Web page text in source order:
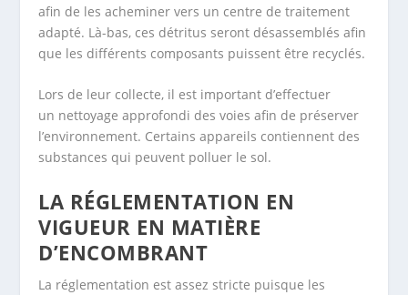
afin de les acheminer vers un centre de traitement
adapté. Là-bas, ces détritus seront désassemblés afin
que les différents composants puissent être recyclés.
Lors de leur collecte, il est important d’effectuer
un nettoyage approfondi des voies afin de préserver
l’environnement. Certains appareils contiennent des
substances qui peuvent polluer le sol.
LA RÉGLEMENTATION EN
VIGUEUR EN MATIÈRE
D’ENCOMBRANT
La réglementation est assez stricte puisque les